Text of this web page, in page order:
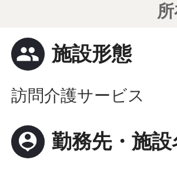
people 施設形態
訪問介護サービス
person_pin 勤務先・施設